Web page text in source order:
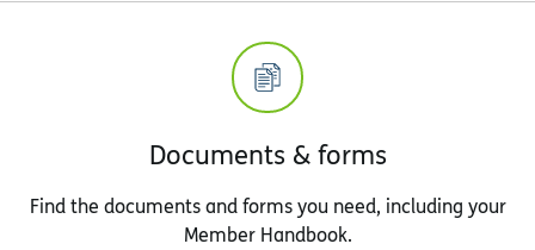
Documents & forms
Find the documents and forms you need, including your
Member Handbook.